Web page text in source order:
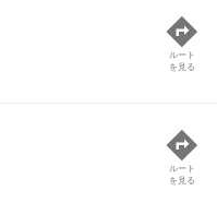
ルート
を見る
ルート
を見る